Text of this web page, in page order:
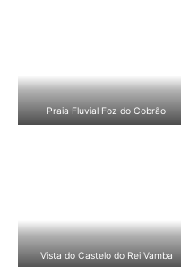
Praia Fluvial Foz do Cobrão
Vista do Castelo do Rei Vamba